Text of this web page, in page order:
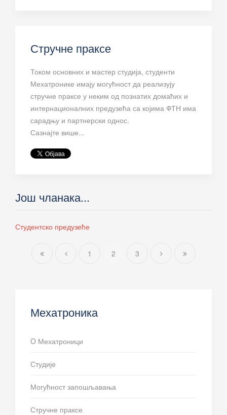
Стручне праксе
Током основних и мастер студија, студенти
Мехатронике имају могућност да реализују
стручне праксе у неким од познатих домаћих и
интернационалних предузећа са којима ФТН има
сарадњу и партнерски однос.
Сазнајте више...
Још чланака...
Студентско предузеће
1 2 3
Мехатроника
O Мехатроници
Студије
Могућност запошљавања
Стручне праксе